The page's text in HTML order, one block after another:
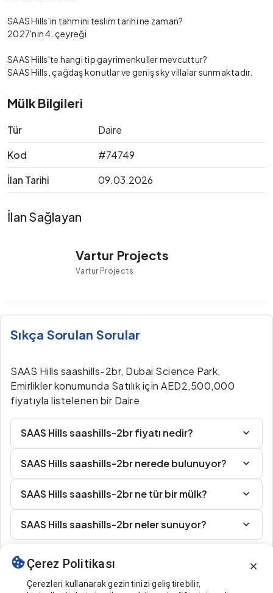
SAAS Hills'in tahmini teslim tarihi ne zaman?
2027'nin 4. çeyreği
SAAS Hills'te hangi tip gayrimenkuller mevcuttur?
SAAS Hills, çağdaş konutlar ve geniş sky villalar sunmaktadır.
Mülk Bilgileri
Tür
Daire
Kod
#74749
İlan Tarihi
09.03.2026
İlan Sağlayan
Vartur Projects
Vartur Projects
Sıkça Sorulan Sorular
SAAS Hills saashills-2br, Dubai Science Park,
Emirlikler konumunda Satılık için AED2,500,000
fiyatıyla listelenen bir Daire.
SAAS Hills saashills-2br fiyatı nedir?
SAAS Hills saashills-2br nerede bulunuyor?
SAAS Hills saashills-2br ne tür bir mülk?
SAAS Hills saashills-2br neler sunuyor?
Benzer İlanlar
Çerez Politikası
Çerezleri kullanarak gezintinizi geliştirebilir,